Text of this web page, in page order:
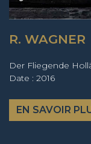
R. WAGNER
Der Fliegende
Date : 2016
EN SAVOIR